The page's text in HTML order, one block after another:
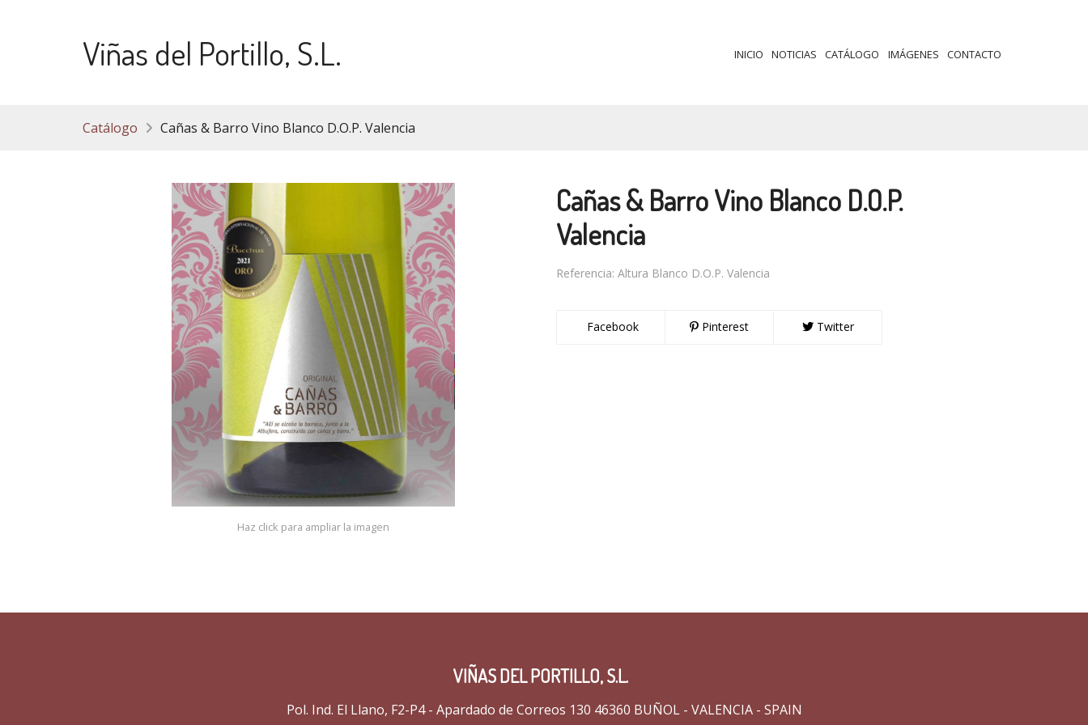
Viñas del Portillo, S.L. INICIO NOTICIAS CATÁLOGO IMÁGENES CONTACTO
Catálogo Cañas & Barro Vino Blanco D.O.P. Valencia
Haz click para ampliar la imagen
Cañas & Barro Vino Blanco D.O.P.
Valencia
Referencia: Altura Blanco D.O.P. Valencia
Facebook Pinterest Twitter
VIÑAS DEL PORTILLO, S.L.
Pol. Ind. El Llano, F2-P4 - Apardado de Correos 130 46360 BUÑOL - VALENCIA - SPAIN